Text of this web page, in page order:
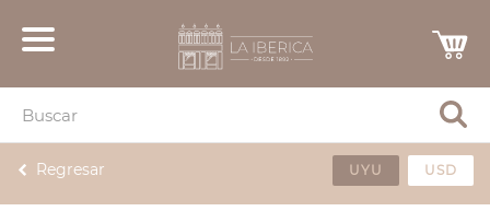
Regresar UYU USD